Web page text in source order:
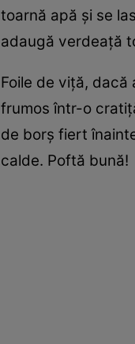
toarnă apă şi se
adaugă verdeaţă
Foile de viţă, dacă
frumos într-o
de borş fiert
calde. Poftă bună!